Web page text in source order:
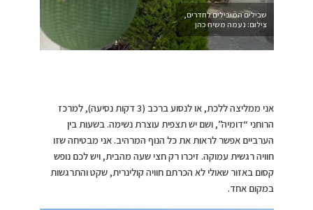
שבילים המובילים לחדרים,
צילום: נעמה משיח כהן
אני ממליצה ללכת, או לנסוע ברכב (3 דקות נסיעה), למרכז
הרוחני “דומיה”, ושם יש תצפית עוצרת נשימה. בשעות בין
הערביים אפשר לראות את כל הנוף המרהיב. אני מבטיחה שזו
חוויה רגשית עמוקה. זיכרו רק חצי שעה מהבית, ויש לכם נופש
קסום באזור שאולי לא הכרתם חוויה קולינרית, שקט והתרגשות
במקום אחד.